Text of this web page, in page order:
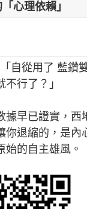
心理依賴」
自從用了 藍鑽
行了？」
據早已證實，西
退縮的，是內
的自主雄風。